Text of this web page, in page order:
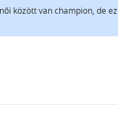
között van champion, de